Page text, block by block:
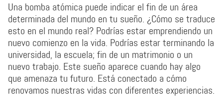
Una bomba atómica puede indicar el fin de un área
determinada del mundo en tu sueño. ¿Cómo se traduce
esto en el mundo real? Podrías estar emprendiendo un
nuevo comienzo en la vida. Podrías estar terminando la
universidad, la escuela; fin de un matrimonio o un
nuevo trabajo. Este sueño aparece cuando hay algo
que amenaza tu futuro. Está conectado a cómo
renovamos nuestras vidas con diferentes experiencias.